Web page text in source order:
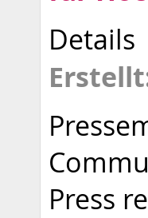
Details
Press